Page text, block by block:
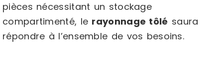
pièces nécessitant un stockage
compartimenté, le rayonnage tôlé saura
répondre à l’ensemble de vos besoins.